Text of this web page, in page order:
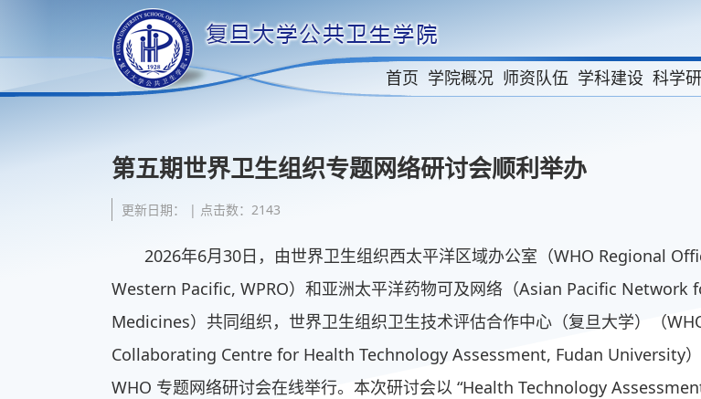
首页 学院概况 师资队伍 学科建设 科学
第五期世界卫生组织专题网络研讨会顺利举办
更新日期： | 点击数：2143
2026年6月30日，由世界卫生组织西太平洋区域办公室（WHO Regional
Western Pacific, WPRO）和亚洲太平洋药物可及网络（Asian Pacific Network
Medicines）共同组织，世界卫生组织卫生技术评估合作中心（复旦大学）（
Collaborating Centre for Health Technology Assessment, Fudan University
WHO 专题网络研讨会在线举行。本次研讨会以 “Health Technology